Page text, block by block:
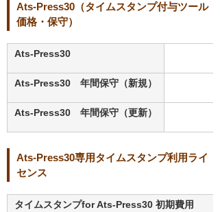
Ats-Press30（タイムスタンプ付与ツール
価格・保守）
Ats-Press30
Ats-Press30 年間保守（新規）
Ats-Press30 年間保守（更新）
Ats-Press30専用タイムスタンプ利用ライ
センス
タイムスタンプfor Ats-Press30 初期費用